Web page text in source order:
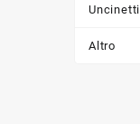
Uncinetti
Altro